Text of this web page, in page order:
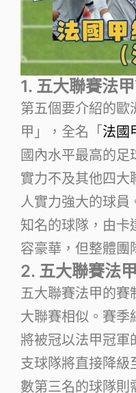
1. 五大聯賽法
第五個要介紹的歐
甲」，全名「 法國
國內水平最高的
實力不及其他四大
人實力強大的球員
知名的球隊，由卡
容豪華，但整體團
2. 五大聯賽法
五大聯賽法甲的賽
大聯賽相似。賽季
將被冠以法甲冠軍
支球隊將直接降級
數第三名的球隊則